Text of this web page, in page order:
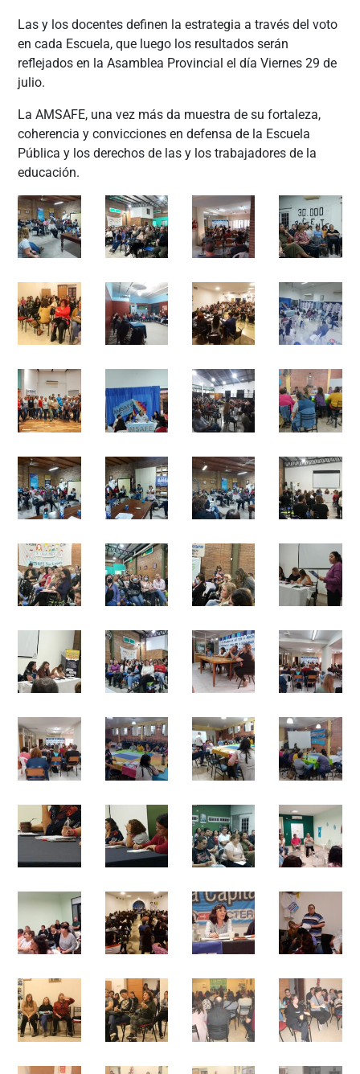
Las y los docentes definen la estrategia a través del voto
en cada Escuela, que luego los resultados serán
reflejados en la Asamblea Provincial el día Viernes 29 de
julio.
La AMSAFE, una vez más da muestra de su fortaleza,
coherencia y convicciones en defensa de la Escuela
Pública y los derechos de las y los trabajadores de la
educación.